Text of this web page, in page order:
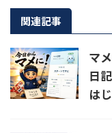
関連記事
マ
日
は